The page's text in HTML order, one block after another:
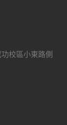
校區小東路側